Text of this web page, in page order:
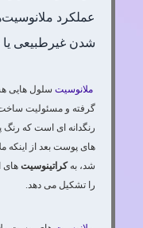
عملکرد
شدن غیرطبیعی
ملانوسیت سلول هایی
گرفته و مسئولیت ساخت
رنگدانه ای است که
های پوست بعد از اینکه
شد، بهکراتینوسیت های
را تشکیل می دهد.